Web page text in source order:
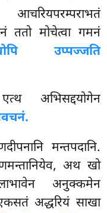
ततो मोचेत्वा गमनं
उप्पज्जति
अभिसद्दयोगेन
मन्तपदानि.
अथ खो
अनुक्कमेन
अद्धरियं साखा